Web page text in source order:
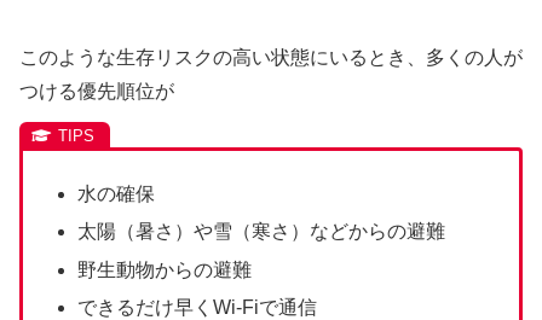
このような生存リスクの高い状態にいるとき、多くの人が
つける優先順位が
水の確保
太陽（暑さ）や雪（寒さ）などからの避難
野生動物からの避難
できるだけ早くWi-Fiで通信